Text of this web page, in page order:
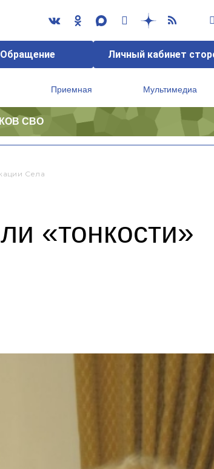
Обращение Личный кабинет
Приемная Мультимедиа
СВО
Села
«тонкости»